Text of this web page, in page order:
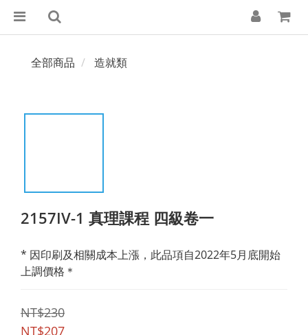
全部商品 造就類
2157IV-1 真理課程 四級卷一
* 因印刷及相關成本上漲，此品項自2022年5月底開始
上調價格＊
NT$230
NT$207